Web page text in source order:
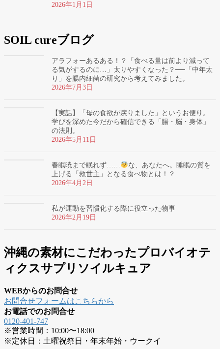
2026年1月1日
SOIL cureブログ
アラフォーあるある！？「食べる量は前より減って
る気がするのに…」太りやすくなった？──「中年太
り」を腸内細菌の研究から考えてみました。
2026年7月3日
【実話】「母の食欲が戻りました」というお便り。
学びを深めた今だから確信できる「腸・脳・身体」
の法則。
2026年5月11日
春眠暁まで眠れず……
な、あなたへ。睡眠の質を
上げる「救世主」となる食べ物とは！？
2026年4月2日
私が運動を習慣化する際に役立った物事
2026年2月19日
沖縄の素材にこだわったプロバイオテ
ィクスサプリソイルキュア
WEBからのお問合せ
お問合せフォームはこちらから
お電話でのお問合せ
0120-401-747
※営業時間：10:00〜18:00
※定休日：土曜祝祭日・年末年始・ウークイ